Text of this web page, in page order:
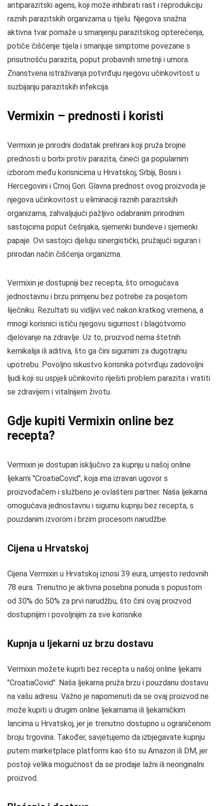
antiparazitski agens, koji može inhibirati rast i reprodukciju
raznih parazitskih organizama u tijelu. Njegova snažna
aktivna tvar pomaže u smanjenju parazitskog opterećenja,
potiče čišćenje tijela i smanjuje simptome povezane s
prisutnošću parazita, poput probavnih smetnji i umora.
Znanstvena istraživanja potvrđuju njegovu učinkovitost u
suzbijanju parazitskih infekcija.
Vermixin – prednosti i koristi
Vermixin je prirodni dodatak prehrani koji pruža brojne
prednosti u borbi protiv parazita, čineći ga popularnim
izborom među korisnicima u Hrvatskoj, Srbiji, Bosni i
Hercegovini i Crnoj Gori. Glavna prednost ovog proizvoda je
njegova učinkovitost u eliminaciji raznih parazitskih
organizama, zahvaljujući pažljivo odabranim prirodnim
sastojcima poput češnjaka, sjemenki bundeve i sjemenki
papaje. Ovi sastojci djeluju sinergistički, pružajući siguran i
prirodan način čišćenja organizma.
Vermixin je dostupniji bez recepta, što omogućava
jednostavnu i brzu primjenu bez potrebe za posjetom
liječniku. Rezultati su vidljivi već nakon kratkog vremena, a
mnogi korisnici ističu njegovu sigurnost i blagotvorno
djelovanje na zdravlje. Uz to, proizvod nema štetnih
kemikalija ili aditiva, što ga čini sigurnim za dugotrajnu
upotrebu. Povoljno iskustvo korisnika potvrđuju zadovoljni
ljudi koji su uspjeli učinkovito riješiti problem parazita i vratiti
se zdravijem i vitalnijem životu.
Gdje kupiti Vermixin online bez
recepta?
Vermixin je dostupan isključivo za kupnju u našoj online
ljekarni "CroatiaCovid", koja ima izravan ugovor s
proizvođačem i službeno je ovlašteni partner. Naša ljekarna
omogućava jednostavnu i sigurnu kupnju bez recepta, s
pouzdanim izvorom i brzim procesom narudžbe.
Cijena u Hrvatskoj
Cijena Vermixin u Hrvatskoj iznosi 39 eura, umjesto redovnih
78 eura. Trenutno je aktivna posebna ponuda s popustom
od 30% do 50% za prvi narudžbu, što čini ovaj proizvod
dostupnijim i povoljnijim za sve korisnike.
Kupnja u ljekarni uz brzu dostavu
Vermixin možete kupiti bez recepta u našoj online ljekarni
"CroatiaCovid". Naša ljekarna pruža brzu i pouzdanu dostavu
na vašu adresu. Važno je napomenuti da se ovaj proizvod ne
može kupiti u drugim online ljekarnama ili ljekarničkim
lancima u Hrvatskoj, jer je trenutno dostupno u ograničenom
broju trgovina. Također, savjetujemo da izbjegavate kupnju
putem marketplace platformi kao što su Amazon ili DM, jer
postoji velika mogućnost da se prodaje lažni ili neoriginalni
proizvod.